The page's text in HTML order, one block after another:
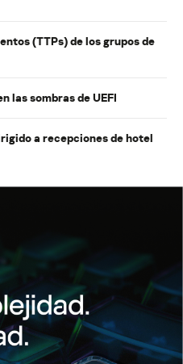
(TTPs) de los grupos de
las sombras de UEFI
a recepciones de hotel